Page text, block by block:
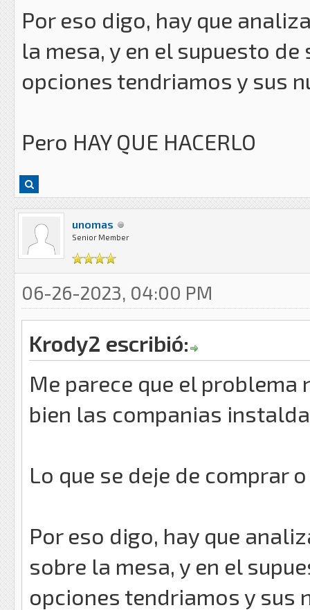
Por eso digo, hay que
la mesa, y en el supuesto
opciones tendriamos y sus
Pero HAY QUE HACERLO
unomas
Senior Member
06-26-2023, 04:00 PM
Krody2 escribió:
Me parece que el problema
bien las companias
Lo que se deje de comprar
Por eso digo, hay que
sobre la mesa, y en el
opciones tendriamos y sus